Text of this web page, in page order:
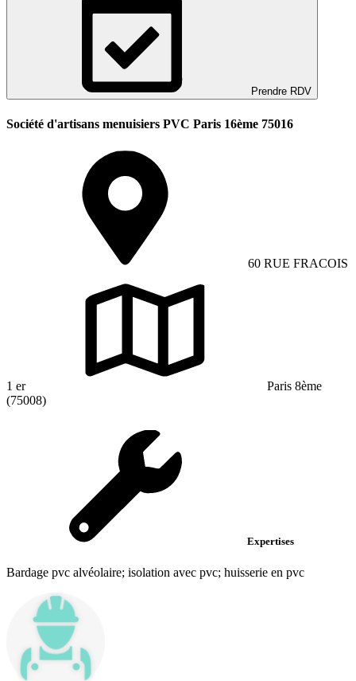
Prendre RDV
Société d'artisans menuisiers PVC Paris 16ème 75016
60 RUE FRACOIS
1 er
Paris 8ème
(75008)
Expertises
Bardage pvc alvéolaire; isolation avec pvc; huisserie en pvc